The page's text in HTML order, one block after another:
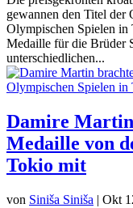
gewannen den Titel der
Olympischen Spielen
Medaille für die Brüder
unterschiedlichen...
Damire
Medaille von
Tokio mit
von Siniša Siniša | Okt